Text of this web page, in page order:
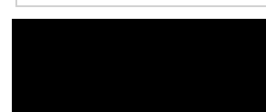
- 목디스크 초기증상 및 자연치유